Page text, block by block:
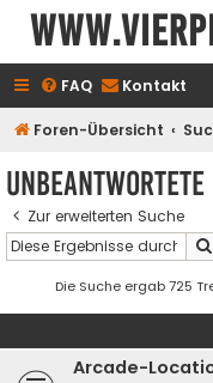
FAQ Kontakt
Foren-Übersicht
Unbeantwortete
Zur erweiterten Suche
Die Suche ergab 725
Arcade-